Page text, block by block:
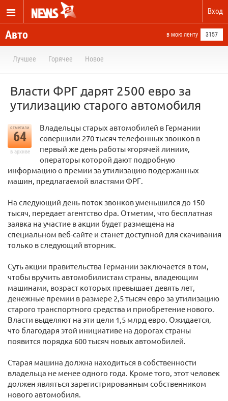
Вход
Авто в мою ленту 3157
Лучшее Горячее Новое
Власти ФРГ дарят 2500 евро за
утилизацию старого автомобиля
отметили
64
в архиве
Владельцы старых автомобилей в Германии
совершили 270 тысяч телефонных звонков в
первый же день работы «горячей линии»,
операторы которой дают подробную
информацию о премии за утилизацию подержанных
машин, предлагаемой властями ФРГ.
На следующий день поток звонков уменьшился до 150
тысяч, передает агентство dpa. Отметим, что бесплатная
заявка на участие в акции будет размещена на
специальном веб-сайте и станет доступной для скачивания
только в следующий вторник.
Суть акции правительства Германии заключается в том,
чтобы вручить автомобилистам страны, владеющим
машинами, возраст которых превышает девять лет,
денежные премии в размере 2,5 тысяч евро за утилизацию
старого транспортного средства и приобретение нового.
Власти выделяют на эти цели 1,5 млрд евро. Ожидается,
что благодаря этой инициативе на дорогах страны
появится порядка 600 тысяч новых автомобилей.
Старая машина должна находиться в собственности
владельца не менее одного года. Кроме того, этот человек
должен являться зарегистрированным собственником
нового автомобиля.